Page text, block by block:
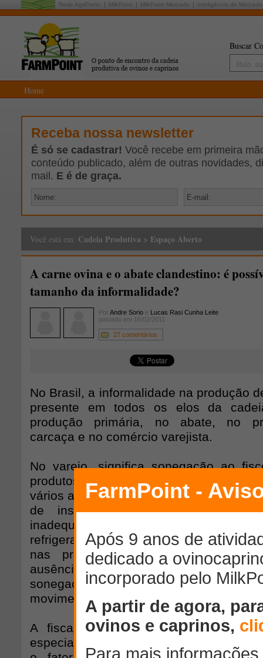
Rede AgriPoint: MilkPoint MilkPoint Mercado Inteligência de Mercado
Buscar
Home
Receba nossa newsletter
É só se cadastrar! Você recebe em primeira
conteúdo publicado, além de outras novidades,
mail. E é de graça.
Você está em: Cadeia Produtiva > Espaço Aberto
A carne ovina e o abate clandestino: é
tamanho da informalidade?
Por Andre Sorio e Lucas Rasi Cunha Leite
postado em 16/02/2011
27 comentários
No Brasil, a informalidade na produção
presente em todos os elos da
produção primária, no abate, no
carcaça e no comércio varejista.
No varejo, significa sonegação ao
produtos sem inspeção sanitária. Na
vários agravantes: aquisição de animais
de inspeção sanitária durante o
inadequado quanto aos padrões de
refrigeração do produto, e, por fim,
nas propriedades rurais, a
ausência de inspeção sanitária no
sonegação ao fisco e falta de
movimentação de animais aos órgãos
A fiscalização do abate clandestino
especialistas, empresários e